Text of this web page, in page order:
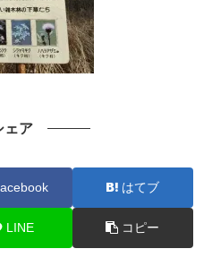
ェア
はてブ
LINE コピー